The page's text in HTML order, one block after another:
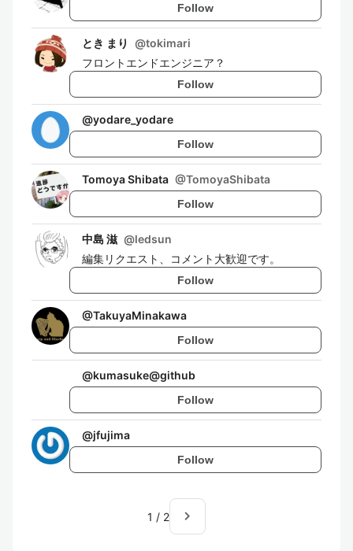
Follow
とき まり @tokimari
フロントエンドエンジニア？
Follow
@yodare_yodare
Follow
Tomoya Shibata @TomoyaShibata
Follow
中島 滋 @ledsun
編集リクエスト、コメント大歓迎です。
Follow
@TakuyaMinakawa
Follow
@kumasuke@github
Follow
@jfujima
Follow
1 / 2 navigate_next